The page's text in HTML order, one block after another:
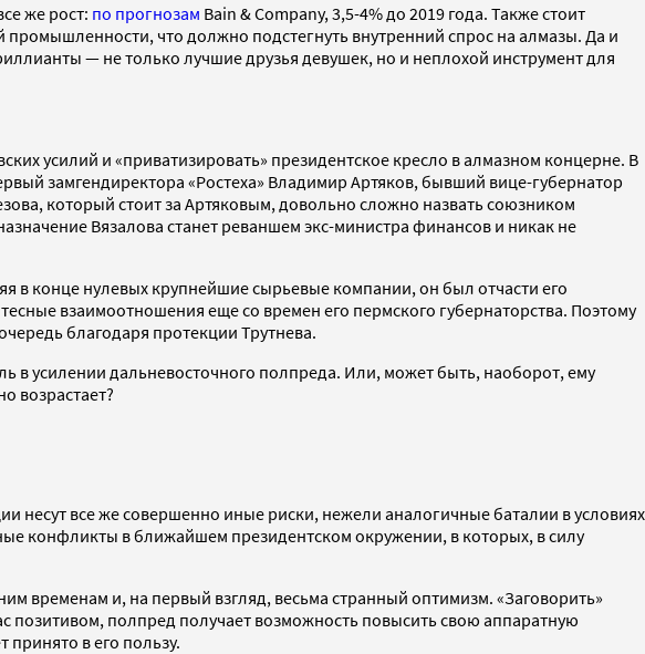
же рост: по прогнозам Bain & Company, 3,5-4% до 2019 года. Также стоит
что должно подстегнуть внутренний спрос на алмазы. Да и
— не только лучшие друзья девушек, но и неплохой инструмент для
усилий и «приватизировать» президентское кресло в алмазном концерне. В
замгендиректора «Ростеха» Владимир Артяков, бывший вице-губернатор
который стоит за Артяковым, довольно сложно назвать союзником
Вязалова станет реваншем экс-министра финансов и никак не
в конце нулевых крупнейшие сырьевые компании, он был отчасти его
взаимоотношения еще со времен его пермского губернаторства. Поэтому
благодаря протекции Трутнева.
в усилении дальневосточного полпреда. Или, может быть, наоборот, ему
возрастает?
все же совершенно иные риски, нежели аналогичные баталии в условиях
конфликты в ближайшем президентском окружении, в которых, в силу
временам и, на первый взгляд, весьма странный оптимизм. «Заговорить»
позитивом, полпред получает возможность повысить свою аппаратную
в его пользу.